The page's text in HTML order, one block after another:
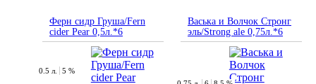
Ферн сидр Груша/Fern
cider Pear 0,5л.*6
0.5 л. 5 %
Васька и Волчок Стронг
эль/Strong ale 0,75л.*6